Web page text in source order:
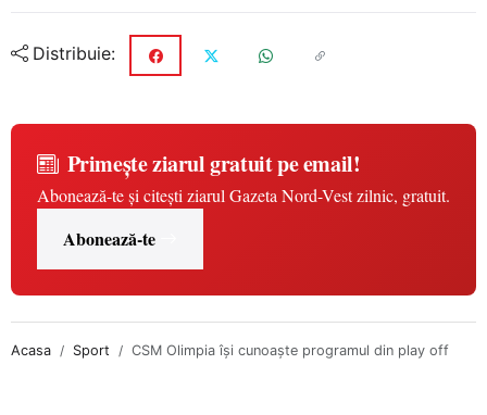
Distribuie:
Primește ziarul gratuit pe email!
Abonează-te și citești ziarul Gazeta Nord-Vest zilnic, gratuit.
Abonează-te
Acasa Sport CSM Olimpia își cunoaște programul din play off